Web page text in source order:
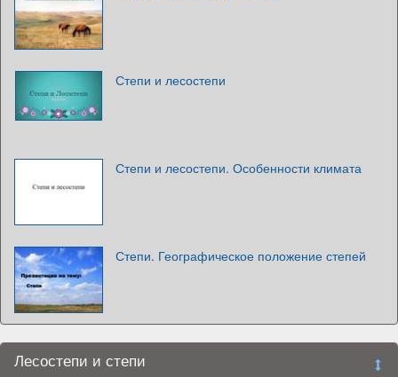
Степи и лесостепи
Степи и лесостепи. Особенности климата
Степи. Географическое положение степей
Лесостепи и степи